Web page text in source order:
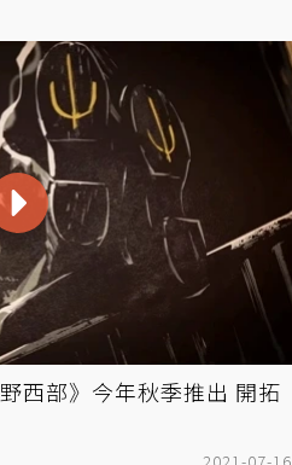
西部》今年秋季推出 開拓
2021-07-16